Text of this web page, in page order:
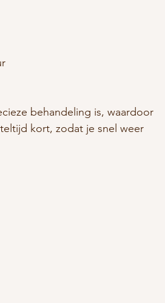
behandeling is, waardoor
kort, zodat je snel weer